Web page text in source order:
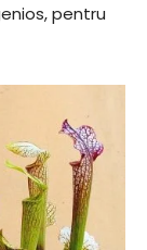
pentru